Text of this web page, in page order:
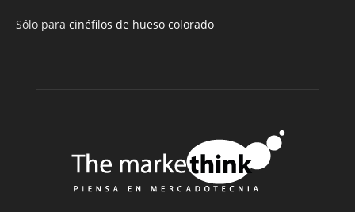
Sólo para cinéfilos de hueso colorado